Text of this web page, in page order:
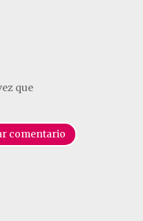
que
comentario